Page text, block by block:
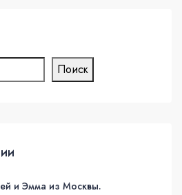
Поиск
и Эмма из Москвы.